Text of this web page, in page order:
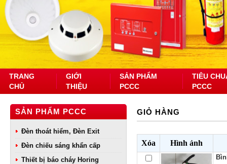
TRANG
CHỦ
GIỚI
THIỆU
SẢN PHẨM
PCCC
TIÊU
PCCC
SẢN PHẨM PCCC
Đèn thoát hiểm, Đèn Exit
Đèn chiếu sáng khẩn cấp
Thiết bị báo cháy Horing
GIỎ HÀNG
Xóa Hình ảnh